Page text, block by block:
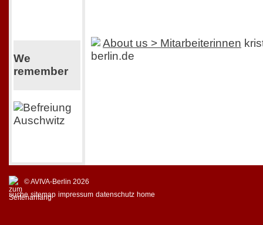
We
remember
About us > Mitarbeiterinnen
berlin.de
© AVIVA-Berlin 2026
suche sitemap impressum datenschutz home